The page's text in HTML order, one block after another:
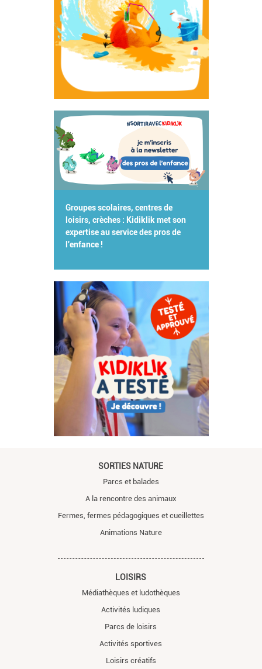
Groupes scolaires, centres de
loisirs, crèches : Kidiklik met son
expertise au service des pros de
l'enfance !
SORTIES NATURE
Parcs et balades
A la rencontre des animaux
Fermes, fermes pédagogiques et cueillettes
Animations Nature
LOISIRS
Médiathèques et ludothèques
Activités ludiques
Parcs de loisirs
Activités sportives
Loisirs créatifs